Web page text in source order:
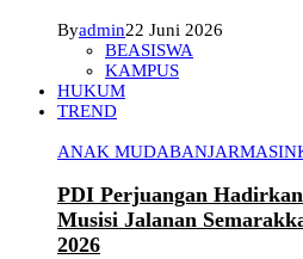
Byadmin22 Juni 2026
BEASISWA
KAMPUS
HUKUM
TREND
ANAK MUDABANJARMASIN
PDI Perjuangan
Musisi Jalanan
2026